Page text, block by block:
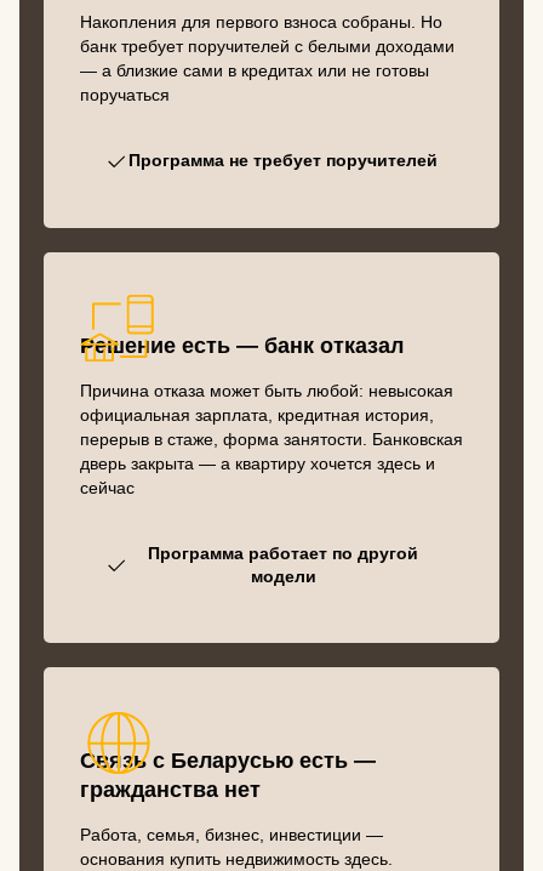
Накопления для первого взноса собраны. Но
банк требует поручителей с белыми доходами
— а близкие сами в кредитах или не готовы
поручаться
Программа не требует поручителей
Решение есть — банк отказал
Причина отказа может быть любой: невысокая
официальная зарплата, кредитная история,
перерыв в стаже, форма занятости. Банковская
дверь закрыта — а квартиру хочется здесь и
сейчас
Программа работает по другой
модели
Связь с Беларусью есть —
гражданства нет
Работа, семья, бизнес, инвестиции —
основания купить недвижимость здесь.